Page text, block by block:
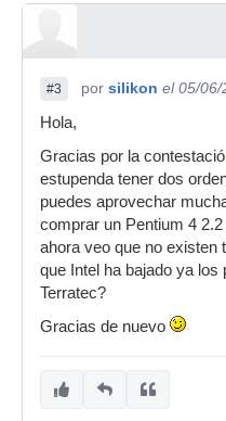
#3 por silikon el 05/06/
Hola,
Gracias por la
estupenda tener dos
puedes aprovechar
comprar un Pentium 4
ahora veo que no existen
que Intel ha bajado ya
Terratec?
Gracias de nuevo